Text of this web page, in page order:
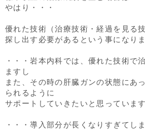
やはり・・・
優れた技術（治療技術・経過を見る
探し出す必要があるという事になり
・・・岩本内科では、優れた技術で
ますし
また、その時の肝臓ガンの状態にあ
られるように
サポートしていきたいと思っています
・・・導入部分が長くなりすぎてし